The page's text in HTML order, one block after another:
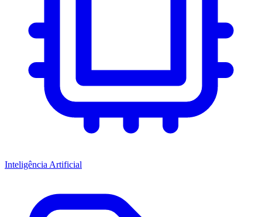
Inteligência Artificial